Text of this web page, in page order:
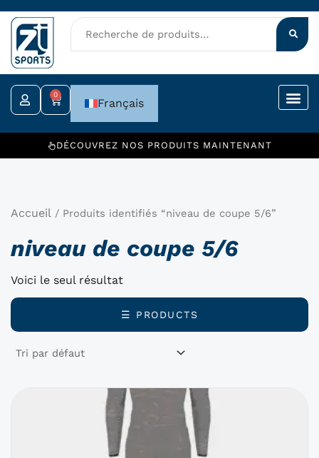
Aller
au
contenu
0
Panier Français
DÉCOUVREZ NOS PRODUITS MAINTENANT
Accueil / Produits identifiés “niveau de coupe 5/6”
niveau de coupe 5/6
Voici le seul résultat
☰ PRODUCTS